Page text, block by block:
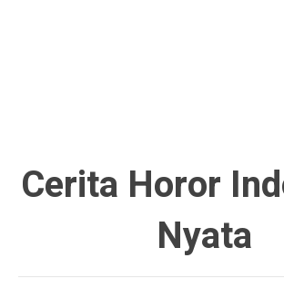
Cerita Horor
Nyata